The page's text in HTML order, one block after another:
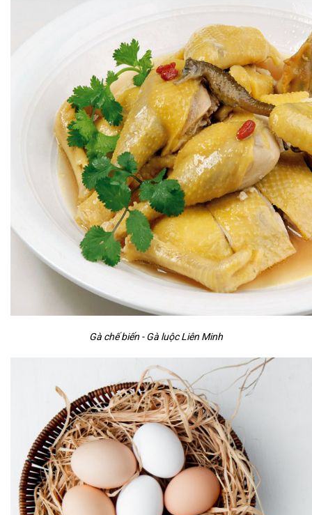
Gà chế biến - Gà luộc Liên Minh